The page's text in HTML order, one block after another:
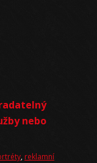
nebo
, reklamní